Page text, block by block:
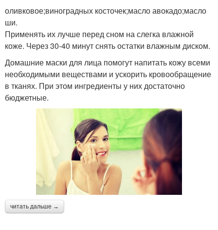
оливковое;виноградных косточек;масло авокадо;масло
ши.
Применять их лучше перед сном на слегка влажной
коже. Через 30-40 минут снять остатки влажным диском.
Домашние маски для лица помогут напитать кожу всеми
необходимыми веществами и ускорить кровообращение
в тканях. При этом ингредиенты у них достаточно
бюджетные.
читать дальше →